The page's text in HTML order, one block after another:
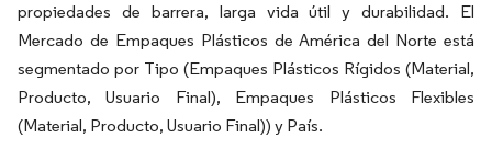
propiedades de barrera, larga vida útil y durabilidad. El
Mercado de Empaques Plásticos de América del Norte está
segmentado por Tipo (Empaques Plásticos Rígidos (Material,
Producto, Usuario Final), Empaques Plásticos Flexibles
(Material, Producto, Usuario Final)) y País.